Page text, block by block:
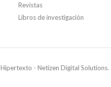
Revistas
Libros de investigación
Hipertexto - Netizen Digital Solutions.